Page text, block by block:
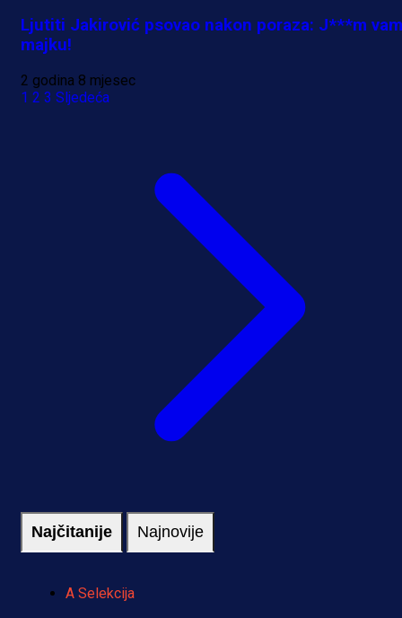
Ljutiti Jakirović psovao nakon poraza: J***m vam
majku!
2 godina 8 mjesec
1 2 3 Sljedeća
Najčitanije Najnovije
A Selekcija